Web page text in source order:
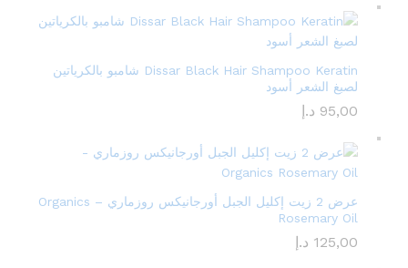
Dissar Black Hair Shampoo Keratin شامبو بالكرياتين
لصبغ الشعر أسود
95,00 د.إ
عرض 2 زيت إكليل الجبل أورجانيكس روزماري – Organics
Rosemary Oil
125,00 د.إ